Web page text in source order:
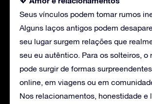
Seus vínculos podem tomar rumos
Alguns laços antigos podem
seu lugar surgem relações que
seu eu autêntico. Para os solteiros, o
pode surgir de formas
online, em viagens ou em
Nos relacionamentos, honestidade e